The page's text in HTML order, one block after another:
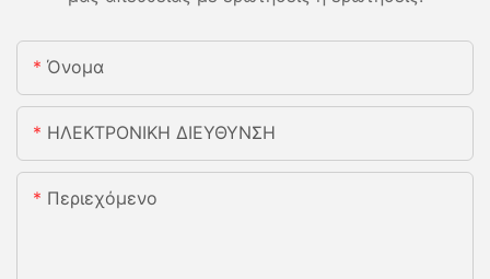
Όνομα
ΗΛΕΚΤΡΟΝΙΚΗ ΔΙΕΥΘΥΝΣΗ
Περιεχόμενο